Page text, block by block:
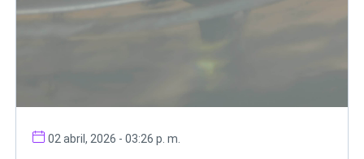
02 abril, 2026 - 03:26 p. m.